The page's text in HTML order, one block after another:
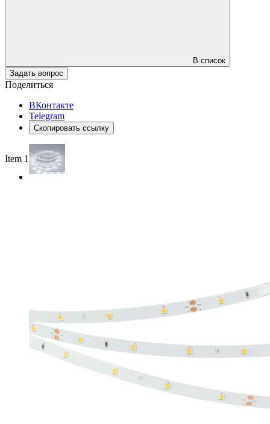
В список
Задать вопрос
Поделиться
ВКонтакте
Telegram
Скопировать ссылку
Item 1 of 3